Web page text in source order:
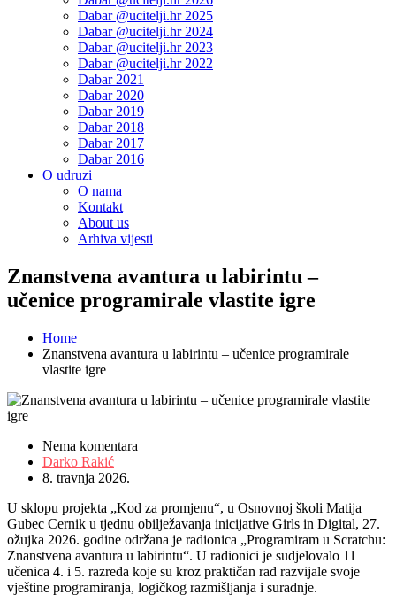
Dabar @ucitelji.hr 2025
Dabar @ucitelji.hr 2024
Dabar @ucitelji.hr 2023
Dabar @ucitelji.hr 2022
Dabar 2021
Dabar 2020
Dabar 2019
Dabar 2018
Dabar 2017
Dabar 2016
O udruzi
O nama
Kontakt
About us
Arhiva vijesti
Znanstvena avantura u labirintu –
učenice programirale vlastite igre
Home
Znanstvena avantura u labirintu – učenice programirale
vlastite igre
Nema komentara
Darko Rakić
8. travnja 2026.
U sklopu projekta „Kod za promjenu“, u Osnovnoj školi Matija
Gubec Cernik u tjednu obilježavanja inicijative Girls in Digital, 27.
ožujka 2026. godine održana je radionica „Programiram u Scratchu:
Znanstvena avantura u labirintu“. U radionici je sudjelovalo 11
učenica 4. i 5. razreda koje su kroz praktičan rad razvijale svoje
vještine programiranja, logičkog razmišljanja i suradnje.